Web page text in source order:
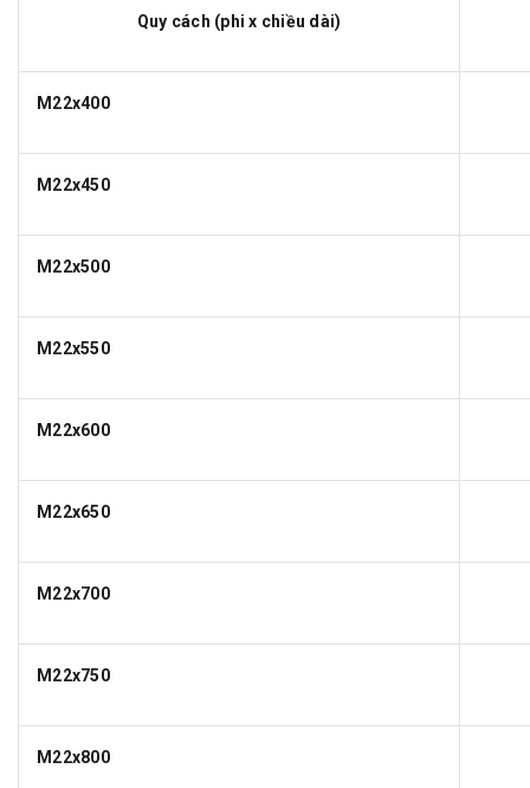
Quy cách (phi x chiều dài)
M22x400
M22x450
M22x500
M22x550
M22x600
M22x650
M22x700
M22x750
M22x800